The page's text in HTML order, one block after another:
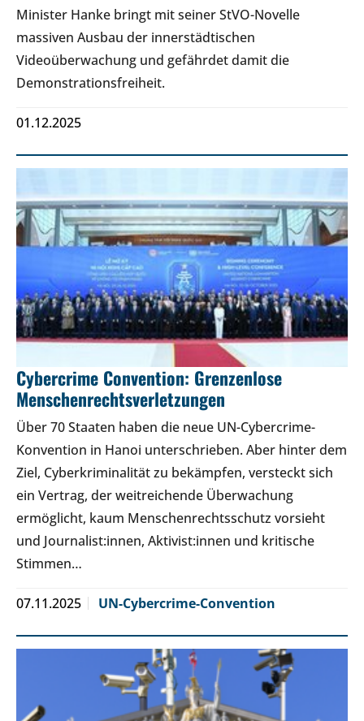
Minister Hanke bringt mit seiner StVO-Novelle
massiven Ausbau der innerstädtischen
Videoüberwachung und gefährdet damit die
Demonstrationsfreiheit.
01.12.2025
Cybercrime Convention: Grenzenlose
Menschenrechtsverletzungen
Über 70 Staaten haben die neue UN-Cybercrime-
Konvention in Hanoi unterschrieben. Aber hinter dem
Ziel, Cyberkriminalität zu bekämpfen, versteckt sich
ein Vertrag, der weitreichende Überwachung
ermöglicht, kaum Menschenrechtsschutz vorsieht
und Journalist:innen, Aktivist:innen und kritische
Stimmen…
07.11.2025 UN-Cybercrime-Convention